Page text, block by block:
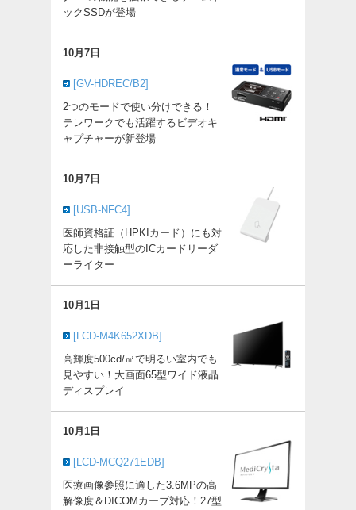
ックSSDが登場
10月7日
[GV-HDREC/B2]
2つのモードで使い分けできる！
テレワークでも活躍するビデオキ
ャプチャーが新登場
10月7日
[USB-NFC4]
医師資格証（HPKIカード）にも対
応した非接触型のICカードリーダ
ーライター
10月1日
[LCD-M4K652XDB]
高輝度500cd/㎡で明るい室内でも
見やすい！大画面65型ワイド液晶
ディスプレイ
10月1日
[LCD-MCQ271EDB]
医療画像参照に適した3.6MPの高
解像度＆DICOMカーブ対応！27型